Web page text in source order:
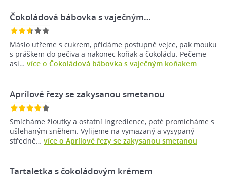
Čokoládová bábovka s vaječným…
Máslo utřeme s cukrem, přidáme postupně vejce, pak mouku
s práškem do pečiva a nakonec koňak a čokoládu. Pečeme
asi… více o Čokoládová bábovka s vaječným koňakem
Aprílové řezy se zakysanou smetanou
Smícháme žloutky a ostatní ingredience, poté promícháme s
ušlehaným sněhem. Vylijeme na vymazaný a vysypaný
středně… více o Aprílové řezy se zakysanou smetanou
Tartaletka s čokoládovým krémem